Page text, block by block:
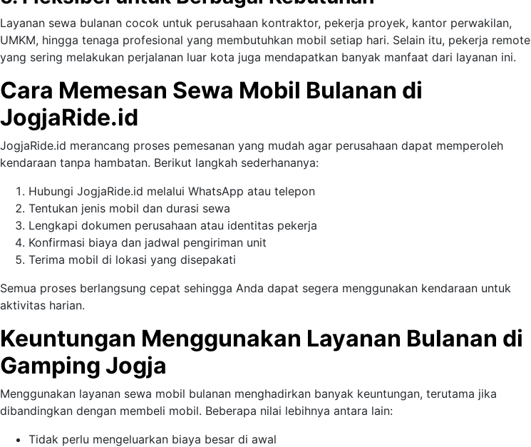
Layanan sewa bulanan cocok untuk perusahaan kontraktor, pekerja proyek, kantor perwakilan,
UMKM, hingga tenaga profesional yang membutuhkan mobil setiap hari. Selain itu, pekerja remote
yang sering melakukan perjalanan luar kota juga mendapatkan banyak manfaat dari layanan ini.
Cara Memesan Sewa Mobil Bulanan di
JogjaRide.id
JogjaRide.id merancang proses pemesanan yang mudah agar perusahaan dapat memperoleh
kendaraan tanpa hambatan. Berikut langkah sederhananya:
Hubungi JogjaRide.id melalui WhatsApp atau telepon
Tentukan jenis mobil dan durasi sewa
Lengkapi dokumen perusahaan atau identitas pekerja
Konfirmasi biaya dan jadwal pengiriman unit
Terima mobil di lokasi yang disepakati
Semua proses berlangsung cepat sehingga Anda dapat segera menggunakan kendaraan untuk
aktivitas harian.
Keuntungan Menggunakan Layanan Bulanan di
Gamping Jogja
Menggunakan layanan sewa mobil bulanan menghadirkan banyak keuntungan, terutama jika
dibandingkan dengan membeli mobil. Beberapa nilai lebihnya antara lain:
Tidak perlu mengeluarkan biaya besar di awal